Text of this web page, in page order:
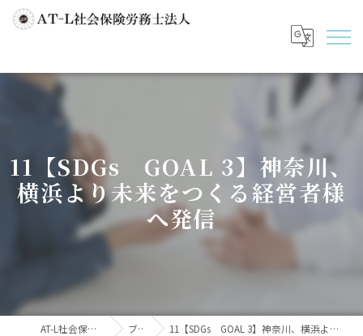
11【SDGs GOAL 3】神奈川、
横浜より未来をつくる経営者様
へ発信
AT-L社会保険労務士法人 ブログ 11【SDGs GOAL 3】神奈川、横浜より未来をつくる経営者様へ発信